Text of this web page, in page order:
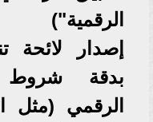
الرقمية")
إصدار لائحة
بدقة شروط
الرقمي (مثل